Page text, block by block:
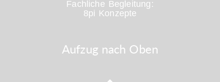
Fachliche Begleitung:
8pi Konzepte
Aufzug nach Oben